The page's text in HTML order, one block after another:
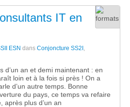
IT en
ESN dans Conjoncture SS2I ,
d’un an et demi maintenant : en
loin et à la fois si près ! On a
d’un autre temps. Bonne
du pays, ce temps va refaire
après plus d’un an